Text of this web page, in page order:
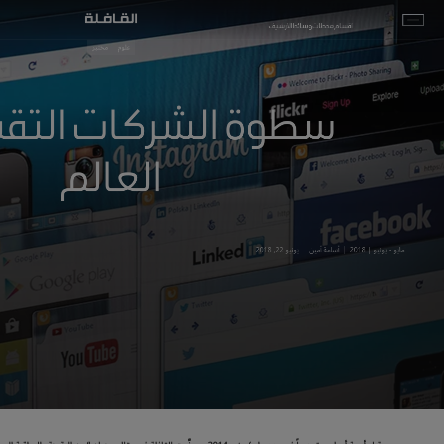
انتقل إلى المحتوى الرئيسي
أقسام محطاتوسائطالأرشيف
علوم مختبر
سطوة الشركات
العالم
مايو - يونيو | 2018 أسامة أمين يونيو 22, 2018